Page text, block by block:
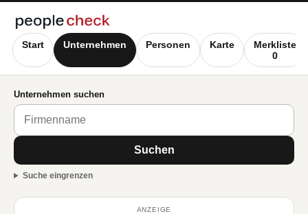
Start Unternehmen Personen Karte
Merkliste
0
Unternehmen suchen
Suchen
Suche eingrenzen
ANZEIGE